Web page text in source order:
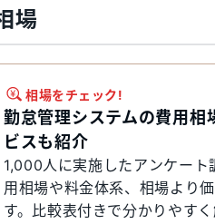
場
相場をチェック!
勤怠管理システムの費用
ビスも紹介
1,000人に実施したアンケー
用相場や料金体系、相場より
す。比較表付きで分かりやす